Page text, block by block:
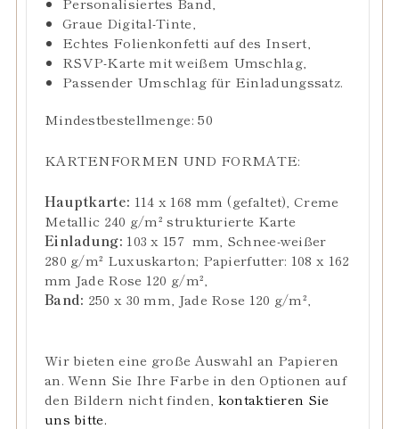
Graue Digital-Tinte
Echtes Folienkonfetti aufdes Insert,
RSVP-Karte mit weißem Umschlag,
Passender Umschlag für Einladungssatz.
Mindestbestellmenge: 50
KARTENFORMEN UND FORMATE:
Hauptkarte: 114 x 168 mm (gefaltet), Creme
Metallic 240 g/m² strukturierte Karte
Einladung: 103 x 157 mm, Schnee-weißer
280 g/m² Luxuskarton; Papierfutter: 108 x 162
mm Jade Rose 120 g/m²
Band: 250 x 30 mm, Jade Rose 120 g/m²
Wir bieten eine große Auswahl an Papieren
an. Wenn Sie Ihre Farbe in den Optionen auf
den Bildern nicht finden, kontaktieren Sie
uns bitte.